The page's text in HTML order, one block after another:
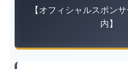
【オフィシャルスポン
内】